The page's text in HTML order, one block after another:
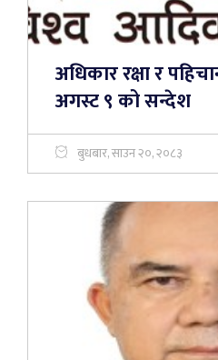
अधिकार रक्षा र
अगस्ट ९ को सन्देश
बुधबार, साउन २०, २०८३